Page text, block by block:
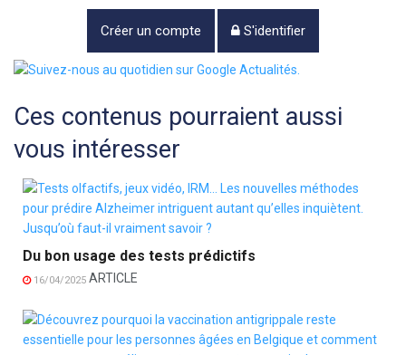
Créer un compte S'identifier
Ces contenus pourraient aussi
vous intéresser
Du bon usage des tests prédictifs
16/04/2025 ARTICLE